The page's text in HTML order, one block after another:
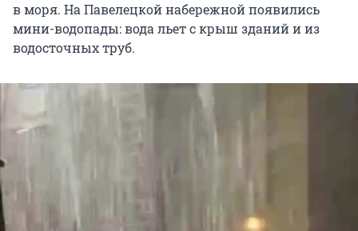
в моря. На Павелецкой набережной появились
мини-водопады: вода льет с крыш зданий и из
водосточных труб.